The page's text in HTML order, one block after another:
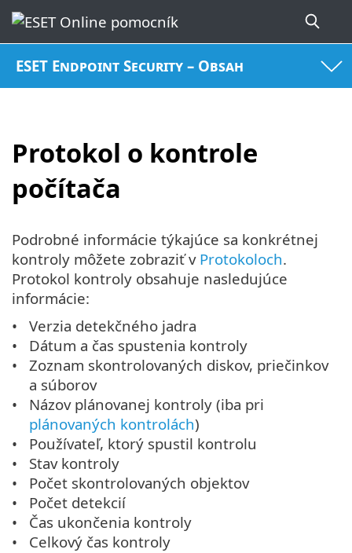
ESET Endpoint Security – Obsah
Protokol o kontrole
počítača
Podrobné informácie týkajúce sa konkrétnej
kontroly môžete zobraziť v Protokoloch.
Protokol kontroly obsahuje nasledujúce
informácie:
Verzia detekčného jadra
Dátum a čas spustenia kontroly
Zoznam skontrolovaných diskov, priečinkov
a súborov
Názov plánovanej kontroly (iba pri
plánovaných kontrolách)
Používateľ, ktorý spustil kontrolu
Stav kontroly
Počet skontrolovaných objektov
Počet detekcií
Čas ukončenia kontroly
Celkový čas kontroly